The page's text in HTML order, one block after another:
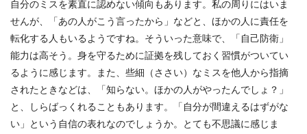
自分のミスを素直に認めない傾向もあります。私の周りにはいま
せんが、「あの人がこう言ったから」などと、ほかの人に責任を
転化する人もいるようですね。そういった意味で、「自己防衛」
能力は高そう。身を守るために証拠を残しておく習慣がついてい
るように感じます。また、些細（ささい）なミスを他人から指摘
されたときなどは、「知らない。ほかの人がやったんでしょ？」
と、しらばっくれることもあります。「自分が間違えるはずがな
い」という自信の表れなのでしょうか。とても不思議に感じま